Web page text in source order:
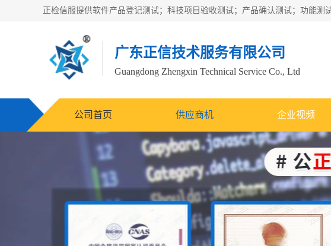
广东正信技术服务有限公司
Guangdong Zhengxin Technical Service Co., Ltd
公司首页 供应商机 企业视频